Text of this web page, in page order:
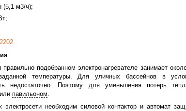
(5,1 м3/ч);
подобранном электронагревателе занимает
температуры. Для уличных бассейнов в
недостаточно. Поэтому для уменьшения потерь
или павильоном.
необходим силовой контактор и автомат